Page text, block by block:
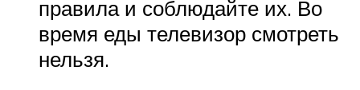
правила и соблюдайте их. Во
время еды телевизор смотреть
нельзя.